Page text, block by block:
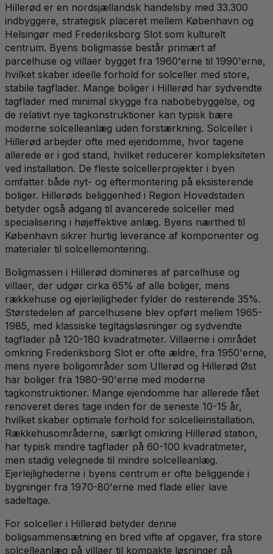
Hillerød er en nordsjællandsk handelsby med 33.300
indbyggere, strategisk placeret mellem København og
Helsingør med Frederiksborg Slot som kulturelt
centrum. Byens boligmasse består primært af
parcelhuse og villaer bygget fra 1960'erne til 1990'erne,
hvilket skaber ideelle forhold for solceller med store,
stabile tagflader. Mange boliger i Hillerød har sydvendte
tagflader med minimal skygge fra nabobebyggelse, og
de relativt nye tagkonstruktioner kan typisk bære
moderne solcelleanlæg uden forstærkning. Solceller i
Hillerød arbejder ofte med ejendomme, hvor tagene
allerede er i god stand, hvilket reducerer kompleksiteten
ved installation. De fleste solcellerprojekter i byen
omfatter både nyt- og eftermontering på eksisterende
boliger. Hillerøds beliggenhed i Region Hovedstaden
betyder også adgang til avancerede solceller med
specialisering i højeffektive anlæg. Byens nærthed til
København sikrer hurtig leverance af komponenter og
materialer til solcellemontering.
Boligmassen i Hillerød domineres af parcelhuse og
villaer, der udgør cirka 65% af alle boliger, mens
rækkehuse og ejerlejligheder fylder de resterende 35%.
Størstedelen af parcelhusene blev opført mellem 1965-
1985, med klassiske tegltagsløsninger og sydvendte
tagflader på 120-180 kvadratmeter. Villaerne i området
omkring Frederiksborg Slot er ofte ældre, fra 1950'erne,
mens nyere boligområder som Ullerød og Hillerød Øst
har boliger fra 1980-90'erne med moderne
tagkonstruktioner. Mange ejendomme har allerede fået
renoveret deres tage inden for de seneste 10-15 år,
hvilket skaber optimale forhold for solcelleinstallation.
Rækkehusområderne, særligt omkring Hillerød station,
har typisk mindre tagflader på 60-100 kvadratmeter,
men stadig velegnede til mindre solcelleanlæg.
Ejerlejlighederne i byens centrum er ofte beliggende i
bygninger fra 1970-80'erne med flade eller lave
sadeltage.
For solceller i Hillerød betyder denne
boligsammensætning en bred vifte af opgaver, fra store
solcelleanlæg på villaer til kompakte løsninger på